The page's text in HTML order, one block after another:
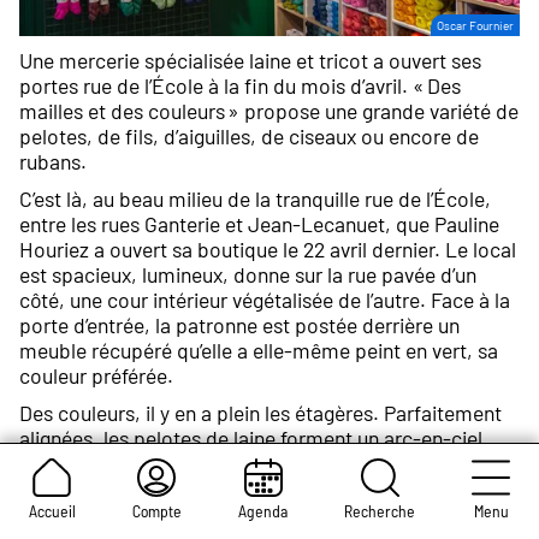
Accueil Compte Agenda Recherche Menu
Crédit
photo :
Oscar Fournier
Une mercerie spécialisée laine et tricot a ouvert ses
portes rue de l’École à la fin du mois d’avril. « Des
mailles et des couleurs » propose une grande variété de
pelotes, de fils, d’aiguilles, de ciseaux ou encore de
rubans.
C’est là, au beau milieu de la tranquille rue de l’École,
entre les rues Ganterie et Jean-Lecanuet, que Pauline
Houriez a ouvert sa boutique le 22 avril dernier. Le local
est spacieux, lumineux, donne sur la rue pavée d’un
côté, une cour intérieur végétalisée de l’autre. Face à la
porte d’entrée, la patronne est postée derrière un
meuble récupéré qu’elle a elle-même peint en vert, sa
couleur préférée.
Des couleurs, il y en a plein les étagères. Parfaitement
alignées, les pelotes de laine forment un arc-en-ciel.
Elles donneraient presque envie à ceux qui n’ont jamais
pris une aiguille en main de s’y mettre. « Je propose
différentes marques européennes de laines en matière